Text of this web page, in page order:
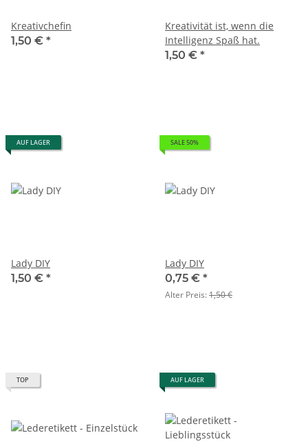
Kreativchefin
1,50 € *
Kreativität ist, wenn die
Intelligenz Spaß hat.
1,50 € *
AUF LAGER
Lady DIY
1,50 € *
SALE 50%
Lady DIY
0,75 € *
Alter Preis:1,50 €
TOP AUF LAGER